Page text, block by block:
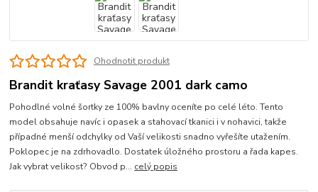
Ohodnotit produkt
Brandit kraťasy Savage 2001 dark camo
Pohodlné volné šortky ze 100% bavlny oceníte po celé léto. Tento
model obsahuje navíc i opasek a stahovací tkanici i v nohavici, takže
případné menší odchylky od Vaší velikosti snadno vyřešíte utažením.
Poklopec je na zdrhovadlo. Dostatek úložného prostoru a řada kapes.
Jak vybrat velikost? Obvod p... celý popis